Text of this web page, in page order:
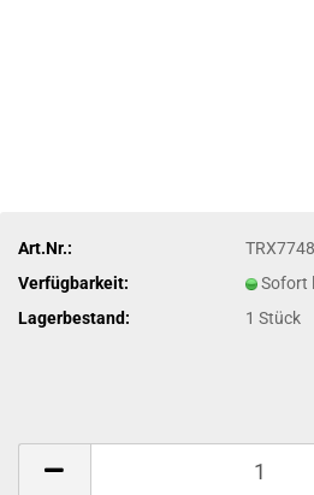
Art.Nr.:
TRX7748
Verfügbarkeit:
Sofort
Lagerbestand:
1Stück